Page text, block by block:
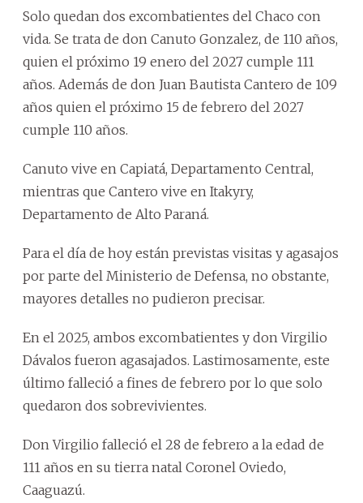
Solo quedan dos excombatientes del Chaco con
vida. Se trata de don Canuto Gonzalez, de 110 años,
quien el próximo 19 enero del 2027 cumple 111
años. Además de don Juan Bautista Cantero de 109
años quien el próximo 15 de febrero del 2027
cumple 110 años.
Canuto vive en Capiatá, Departamento Central,
mientras que Cantero vive en Itakyry,
Departamento de Alto Paraná.
Para el día de hoy están previstas visitas y agasajos
por parte del Ministerio de Defensa, no obstante,
mayores detalles no pudieron precisar.
En el 2025, ambos excombatientes y don Virgilio
Dávalos fueron agasajados. Lastimosamente, este
último falleció a fines de febrero por lo que solo
quedaron dos sobrevivientes.
Don Virgilio falleció el 28 de febrero a la edad de
111 años en su tierra natal Coronel Oviedo,
Caaguazú.